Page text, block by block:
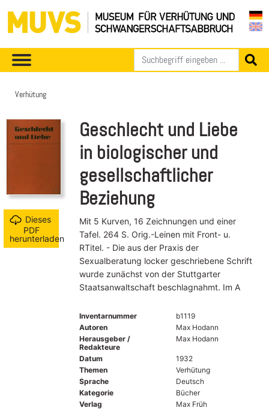
Verhütung
Dieses
PDF
herunterladen
Geschlecht und Liebe
in biologischer und
gesellschaftlicher
Beziehung
Mit 5 Kurven, 16 Zeichnungen und einer
Tafel. 264 S. Orig.-Leinen mit Front- u.
RTitel. - Die aus der Praxis der
Sexualberatung locker geschriebene Schrift
wurde zunächst von der Stuttgarter
Staatsanwaltschaft beschlagnahmt. Im A
Inventarnummer
b1119
Autoren
Max Hodann
Herausgeber /
Redakteure
Max Hodann
Datum
1932
Themen
Verhütung
Sprache
Deutsch
Kategorie
Bücher
Verlag
Max Früh